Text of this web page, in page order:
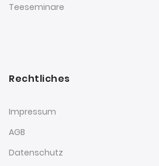
Teeseminare
Rechtliches
Impressum
AGB
Datenschutz